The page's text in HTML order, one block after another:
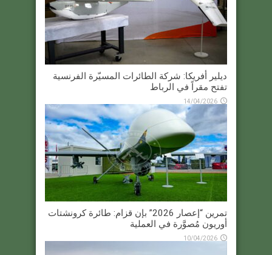
ديلير أفريكا: شركة الطائرات المسيّرة الفرنسية
تفتح مقراً في الرباط
14/04/2026
تمرين “إعصار 2026” بإن قزام: طائرة كرونشتات
أوريون مُصوَّرة في العملية
10/04/2026